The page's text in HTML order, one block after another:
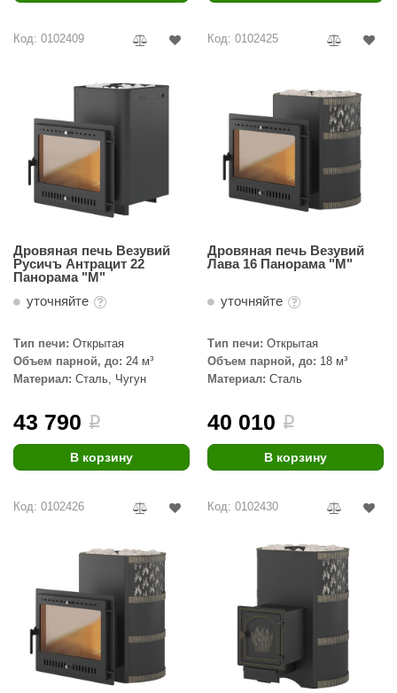
Код: 0102409
Дровяная печь Везувий
Русичъ Антрацит 22
Панорама "М"
уточняйте
Тип печи: Открытая
Объем парной, до: 24 м³
Материал: Сталь, Чугун
43 790 i
В корзину
Код: 0102425
Дровяная печь Везувий
Лава 16 Панорама "М"
уточняйте
Тип печи: Открытая
Объем парной, до: 18 м³
Материал: Сталь
40 010 i
В корзину
Код: 0102426 Код: 0102430